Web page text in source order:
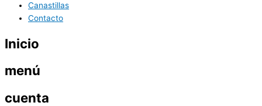
Canastillas
Contacto
Inicio
menú
cuenta